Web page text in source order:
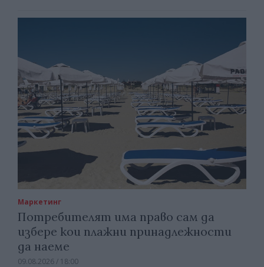
Маркетинг
Потребителят има право сам да
избере кои плажни принадлежности
да наеме
09.08.2026 / 18:00